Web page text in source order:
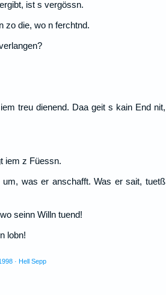
ist s vergössn.
zo die, wo n ferchtnd.
treu dienend. Daa geit s kain End nit,
iem z Füessn.
was er anschafft. Was er sait, tuetß
seinn Willn tuend!
lobn!
· Hell Sepp